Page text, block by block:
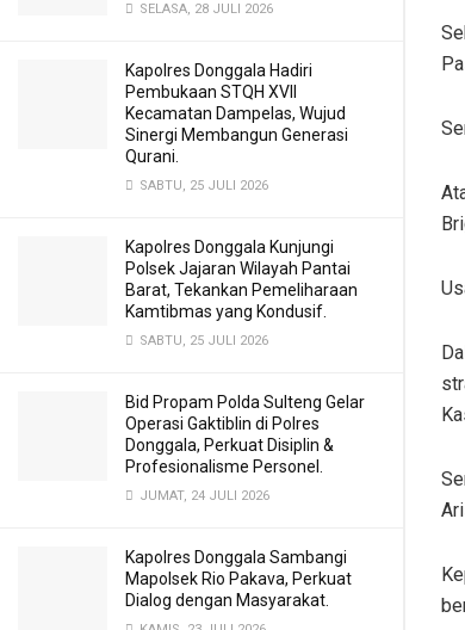
SELASA, 28 JULI 2026
Kapolres Donggala Hadiri
Pembukaan STQH XVII
Kecamatan Dampelas, Wujud
Sinergi Membangun Generasi
Qurani.
SABTU, 25 JULI 2026
Kapolres Donggala Kunjungi
Polsek Jajaran Wilayah Pantai
Barat, Tekankan Pemeliharaan
Kamtibmas yang Kondusif.
SABTU, 25 JULI 2026
Bid Propam Polda Sulteng Gelar
Operasi Gaktiblin di Polres
Donggala, Perkuat Disiplin &
Profesionalisme Personel.
JUMAT, 24 JULI 2026
Kapolres Donggala Sambangi
Mapolsek Rio Pakava, Perkuat
Dialog dengan Masyarakat.